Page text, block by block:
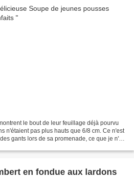
le bout de leur feuillage déjà pourvu
n'étaient pas plus hauts que 6/8 cm. Ce n'est
gants lors de sa promenade, ce que je n'ai
en fondue aux lardons